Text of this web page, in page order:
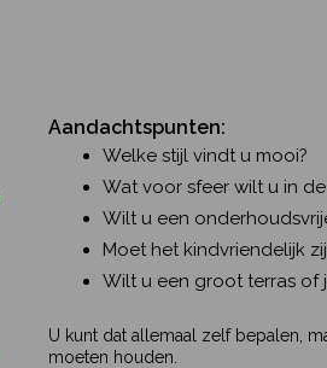
Aandachtspunten:
Welke stijl vindt u mooi?
Wat voor sfeer wilt u in de
Wilt u een
Moet het kindvriendelijk
Wilt u een groot terras of
U kunt dat allemaal zelf bepalen,
moeten houden.